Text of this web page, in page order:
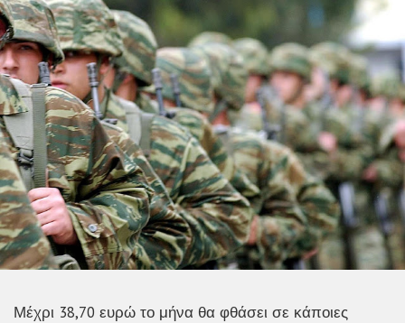
Μέχρι 38,70 ευρώ το μήνα θα φθάσει σε κάποιες